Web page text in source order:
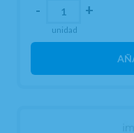
- +
unidad